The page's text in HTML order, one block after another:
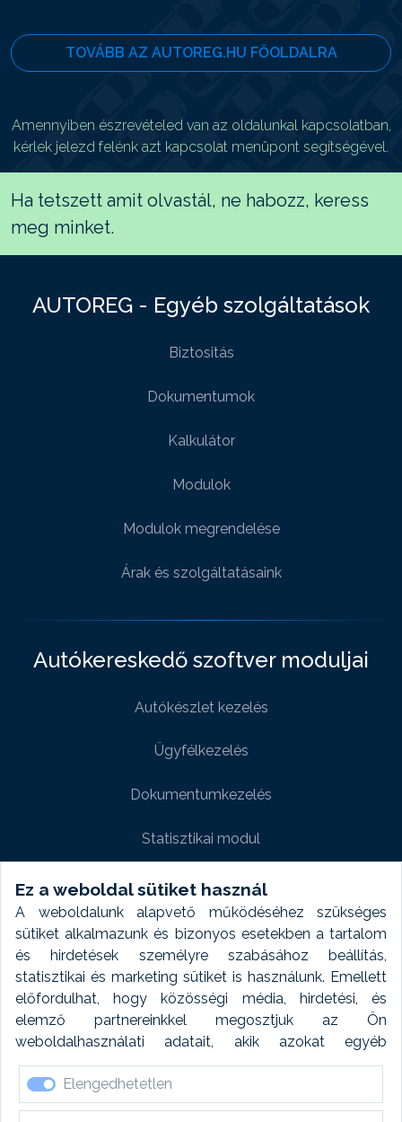
Ez a weboldal sütiket használ
A weboldalunk alapvető működéséhez szükséges
sütiket alkalmazunk és bizonyos esetekben a tartalom
és hirdetések személyre szabásához beállítás,
statisztikai és marketing sütiket is használunk. Emellett
előfordulhat, hogy közösségi média, hirdetési, és
elemző partnereinkkel megosztjuk az Ön
weboldalhasználati adatait, akik azokat egyéb
forrásokból gyűjtött adatokkal kombinálhatják. A sütik
elfogadásával kapcsolatosan naplózást végzünk és
ezen adatokat 6 hónap után automatikusan töröljük. A
Elengedhetetlen
TOVÁBB AZ AUTOREG.HU FŐOLDALRA
Amennyiben észrevételed van az oldalunkal kapcsolatban,
kérlek jelezd felénk azt kapcsolat menüpont segítségével.
Ha tetszett amit olvastál, ne habozz, keress
meg minket.
AUTOREG - Egyéb szolgáltatások
Biztositás
Dokumentumok
Kalkulátor
Modulok
Modulok megrendelése
Árak és szolgáltatásaink
Autókereskedő szoftver moduljai
Autókészlet kezelés
Ügyfélkezelés
Dokumentumkezelés
Statisztikai modul
Weboldal modul
Fényképtár extra modul
Autómosó modul
Feladatütemezés